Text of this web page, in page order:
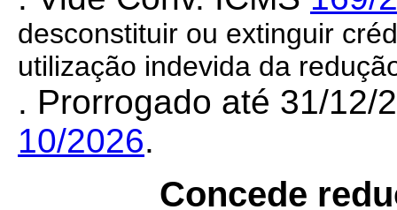
desconstituir ou extinguir
utilização indevida da
. Prorrogado até 31/12/
10/2026.
Concede